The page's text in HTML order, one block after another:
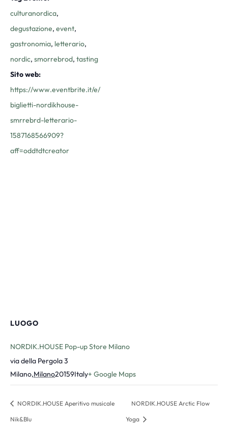
culturanordica,
degustazione, event,
gastronomia, letterario,
nordic, smorrebrod, tasting
Sito web:
https://www.eventbrite.it/e/
biglietti-nordikhouse-
smrrebrd-letterario-
1587168566909?
aff=oddtdtcreator
LUOGO
NORDIK.HOUSE Pop-up Store Milano
via della Pergola 3
Milano,Milano20159Italy+ Google Maps
NORDIK.HOUSE Aperitivo musicale
Nik&Blu
NORDIK.HOUSE Arctic Flow
Yoga